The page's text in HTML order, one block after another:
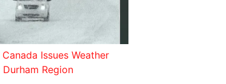
Issues Weather
Region